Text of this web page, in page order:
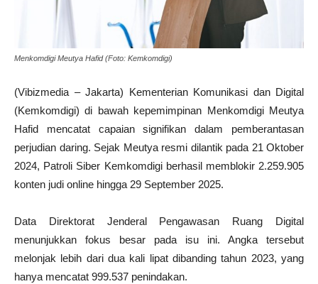
Menkomdigi Meutya Hafid (Foto: Kemkomdigi)
(Vibizmedia – Jakarta) Kementerian Komunikasi dan Digital
(Kemkomdigi) di bawah kepemimpinan Menkomdigi Meutya
Hafid mencatat capaian signifikan dalam pemberantasan
perjudian daring. Sejak Meutya resmi dilantik pada 21 Oktober
2024, Patroli Siber Kemkomdigi berhasil memblokir 2.259.905
konten judi online hingga 29 September 2025.
Data Direktorat Jenderal Pengawasan Ruang Digital
menunjukkan fokus besar pada isu ini. Angka tersebut
melonjak lebih dari dua kali lipat dibanding tahun 2023, yang
hanya mencatat 999.537 penindakan.